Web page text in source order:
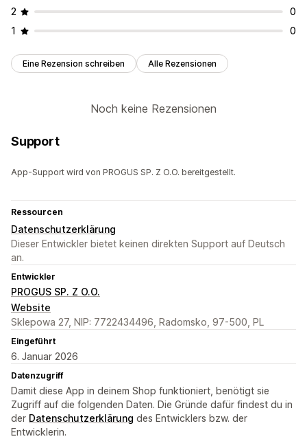
Symbolposition
Manuelle Positionierung
Hero-Abschnitt
Startseite Landing Pages
Produktseiten
2
0
1
0
Eine Rezension schreiben Alle Rezensionen
Noch keine Rezensionen
Support
App-Support wird von PROGUS SP. Z O.O. bereitgestellt.
Ressourcen
Datenschutzerklärung
Dieser Entwickler bietet keinen direkten Support auf Deutsch
an.
Entwickler
PROGUS SP. Z O.O.
Website
Sklepowa 27, NIP: 7722434496, Radomsko, 97-500, PL
Eingeführt
6. Januar 2026
Datenzugriff
Damit diese App in deinem Shop funktioniert, benötigt sie
Zugriff auf die folgenden Daten. Die Gründe dafür findest du in
der Datenschutzerklärung des Entwicklers bzw. der
Entwicklerin.